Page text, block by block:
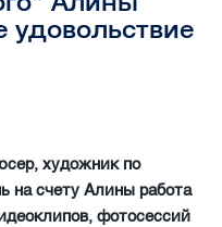
удовольствие
художник по
на счету Алины работа
фотосессий